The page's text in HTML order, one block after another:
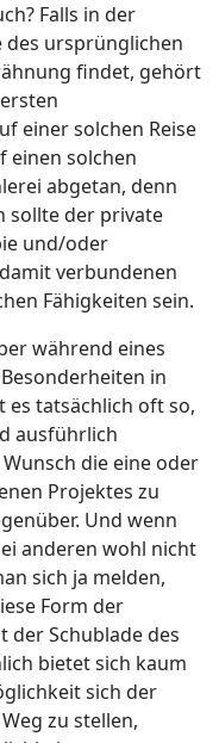
Falls in der
des ursprünglichen
findet, gehört
einer solchen Reise
einen solchen
abgetan, denn
sollte der private
und/oder
verbundenen
Fähigkeiten sein.
während eines
in
es tatsächlich oft so,
ausführlich
die eine oder
Projektes zu
Und wenn
anderen wohl nicht
sich ja melden,
Form der
Schublade des
bietet sich kaum
sich der
zu stellen,